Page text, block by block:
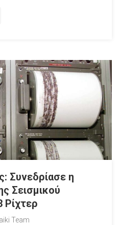
Συνεδρίασε η
Σεισμικού
Ρίχτερ
Team